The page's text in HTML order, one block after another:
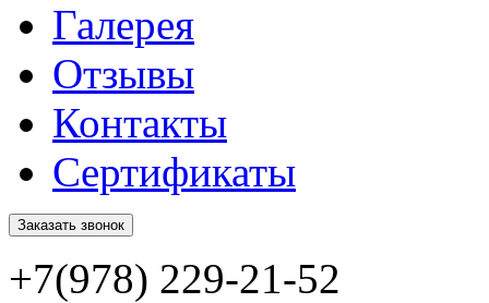
Галерея
Отзывы
Контакты
Сертификаты
Заказать звонок
+7(978) 229-21-52